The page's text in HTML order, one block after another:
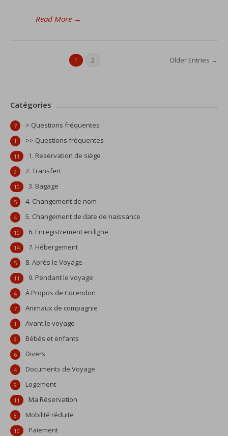
Read More →
1 2 Older Entries →
Catégories
> Questions fréquentes
7
>> Questions fréquentes
1
1. Reservation de siège
11
2. Transfert
9
3. Bagage
10
4. Changement de nom
5
5. Changement de date de naissance
4
6. Enregistrement en ligne
10
7. Hébergement
14
8. Après le Voyage
5
9. Pendant le voyage
11
À Propos de Corendon
4
Animaux de compagnie
7
Avant le voyage
1
Bébés et enfants
9
Divers
6
Documents de Voyage
4
Logement
9
Ma Réservation
11
Mobilité réduite
8
Paiement
10